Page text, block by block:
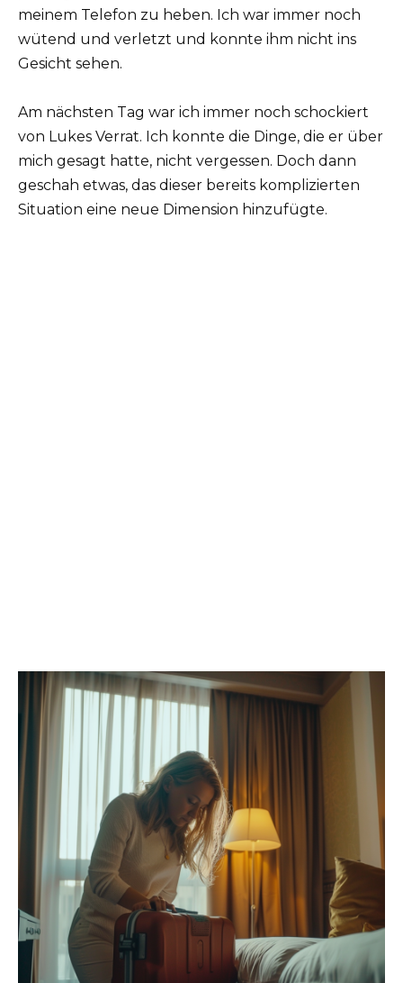
meinem Telefon zu heben. Ich war immer noch
wütend und verletzt und konnte ihm nicht ins
Gesicht sehen.
Am nächsten Tag war ich immer noch schockiert
von Lukes Verrat. Ich konnte die Dinge, die er über
mich gesagt hatte, nicht vergessen. Doch dann
geschah etwas, das dieser bereits komplizierten
Situation eine neue Dimension hinzufügte.